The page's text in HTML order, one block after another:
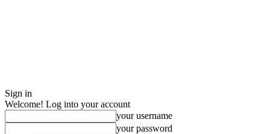
Sign in
Welcome! Log into your account
your username
your password